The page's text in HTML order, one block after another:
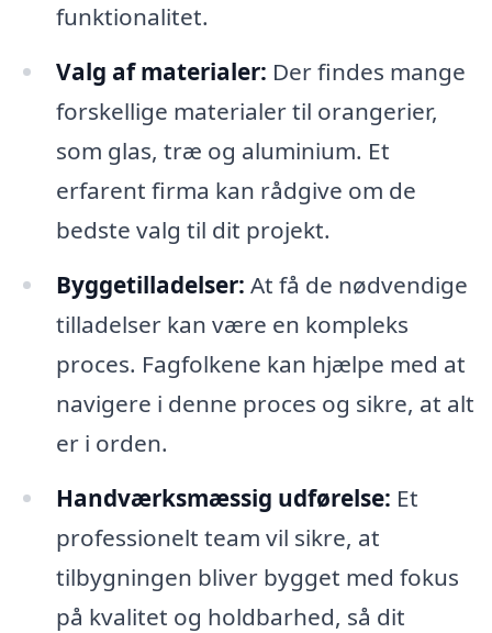
funktionalitet.
Valg af materialer: Der findes mange
forskellige materialer til orangerier,
som glas, træ og aluminium. Et
erfarent firma kan rådgive om de
bedste valg til dit projekt.
Byggetilladelser: At få de nødvendige
tilladelser kan være en kompleks
proces. Fagfolkene kan hjælpe med at
navigere i denne proces og sikre, at alt
er i orden.
Handværksmæssig udførelse: Et
professionelt team vil sikre, at
tilbygningen bliver bygget med fokus
på kvalitet og holdbarhed, så dit